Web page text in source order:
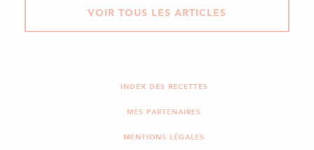
VOIR TOUS LES ARTICLES
INDEX DES RECETTES
MES PARTENAIRES
MENTIONS LÉGALES